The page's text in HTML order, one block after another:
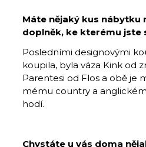
Máte nějaký kus nábytku
doplněk, ke kterému jste
Posledními designovými
koupila, byla váza Kink od
Parentesi od Flos a obě je
mému country a
hodí.
Chystáte u vás doma